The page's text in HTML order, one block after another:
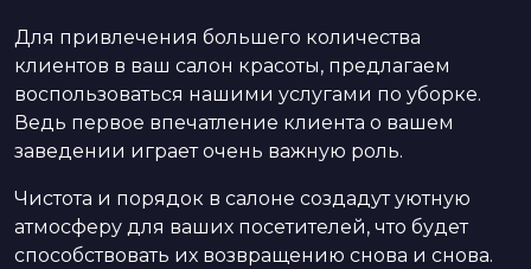
Для привлечения большего количества
клиентов в ваш салон красоты, предлагаем
воспользоваться нашими услугами по уборке.
Ведь первое впечатление клиента о вашем
заведении играет очень важную роль.
Чистота и порядок в салоне создадут уютную
атмосферу для ваших посетителей, что будет
способствовать их возвращению снова и снова.